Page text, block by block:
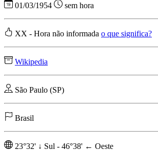
01/03/1954 sem hora
XX - Hora não informada o que significa?
Wikipedia
São Paulo (SP)
Brasil
23°32' ↓ Sul - 46°38' ← Oeste